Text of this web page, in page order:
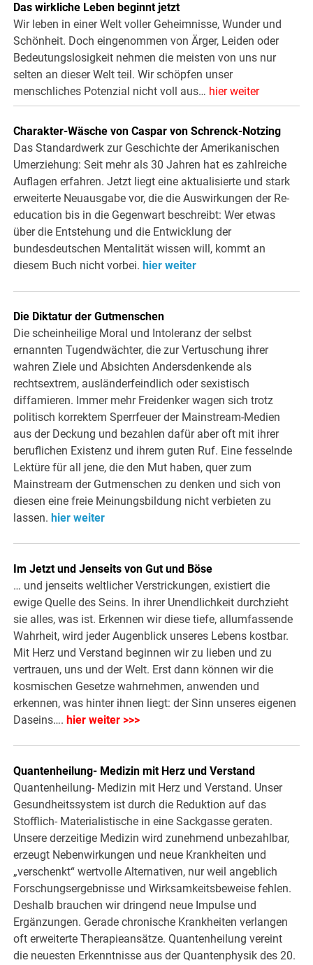
Das wirkliche Leben beginnt jetzt
Wir leben in einer Welt voller Geheimnisse, Wunder und
Schönheit. Doch eingenommen von Ärger, Leiden oder
Bedeutungslosigkeit nehmen die meisten von uns nur
selten an dieser Welt teil. Wir schöpfen unser
menschliches Potenzial nicht voll aus… hier weiter
Charakter-Wäsche von Caspar von Schrenck-Notzing
Das Standardwerk zur Geschichte der Amerikanischen
Umerziehung: Seit mehr als 30 Jahren hat es zahlreiche
Auflagen erfahren. Jetzt liegt eine aktualisierte und stark
erweiterte Neuausgabe vor, die die Auswirkungen der Re-
education bis in die Gegenwart beschreibt: Wer etwas
über die Entstehung und die Entwicklung der
bundesdeutschen Mentalität wissen will, kommt an
diesem Buch nicht vorbei. hier weiter
Die Diktatur der Gutmenschen
Die scheinheilige Moral und Intoleranz der selbst
ernannten Tugendwächter, die zur Vertuschung ihrer
wahren Ziele und Absichten Andersdenkende als
rechtsextrem, ausländerfeindlich oder sexistisch
diffamieren. Immer mehr Freidenker wagen sich trotz
politisch korrektem Sperrfeuer der Mainstream-Medien
aus der Deckung und bezahlen dafür aber oft mit ihrer
beruflichen Existenz und ihrem guten Ruf. Eine fesselnde
Lektüre für all jene, die den Mut haben, quer zum
Mainstream der Gutmenschen zu denken und sich von
diesen eine freie Meinungsbildung nicht verbieten zu
lassen. hier weiter
Im Jetzt und Jenseits von Gut und Böse
… und jenseits weltlicher Verstrickungen, existiert die
ewige Quelle des Seins. In ihrer Unendlichkeit durchzieht
sie alles, was ist. Erkennen wir diese tiefe, allumfassende
Wahrheit, wird jeder Augenblick unseres Lebens kostbar.
Mit Herz und Verstand beginnen wir zu lieben und zu
vertrauen, uns und der Welt. Erst dann können wir die
kosmischen Gesetze wahrnehmen, anwenden und
erkennen, was hinter ihnen liegt: der Sinn unseres eigenen
Daseins…. hier weiter >>>
Quantenheilung- Medizin mit Herz und Verstand
Quantenheilung- Medizin mit Herz und Verstand. Unser
Gesundheitssystem ist durch die Reduktion auf das
Stofflich- Materialistische in eine Sackgasse geraten.
Unsere derzeitige Medizin wird zunehmend unbezahlbar,
erzeugt Nebenwirkungen und neue Krankheiten und
„verschenkt“ wertvolle Alternativen, nur weil angeblich
Forschungsergebnisse und Wirksamkeitsbeweise fehlen.
Deshalb brauchen wir dringend neue Impulse und
Ergänzungen. Gerade chronische Krankheiten verlangen
oft erweiterte Therapieansätze. Quantenheilung vereint
die neuesten Erkenntnisse aus der Quantenphysik des 20.